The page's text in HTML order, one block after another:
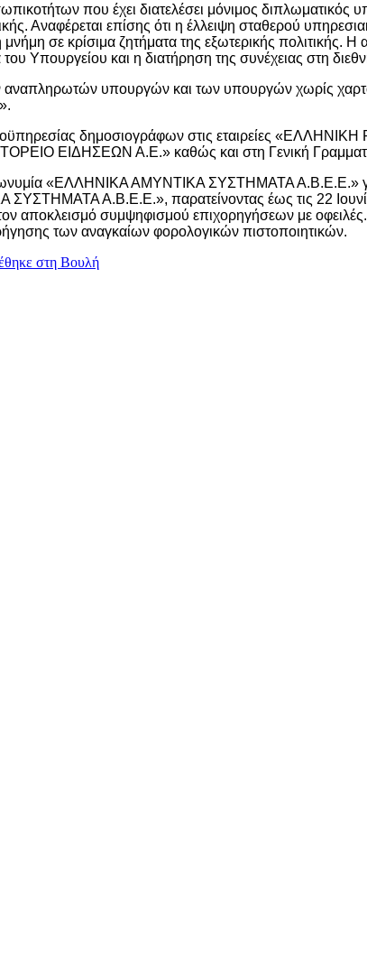
που έχει διατελέσει μόνιμος
Αναφέρεται επίσης ότι η έλλειψη σταθερού
σε κρίσιμα ζητήματα της εξωτερικής πολιτικής.
του Υπουργείου και η διατήρηση της συνέχειας στη
αναπληρωτών υπουργών και των υπουργών χωρίς
προϋπηρεσίας δημοσιογράφων στις εταιρείες
Α.Ε.» καθώς και στη Γενική
«ΕΛΛΗΝΙΚΑ ΑΜΥΝΤΙΚΑ ΣΥΣΤΗΜΑΤΑ Α.Β.Ε.Ε.»
ΣΥΣΤΗΜΑΤΑ Α.Β.Ε.Ε.», παρατείνοντας έως τις 22
αποκλεισμό συμψηφισμού επιχορηγήσεων με
των αναγκαίων φορολογικών πιστοποιητικών.
στη Βουλή